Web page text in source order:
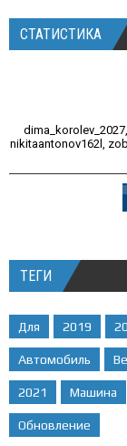
СТАТИСТИКА
dima_korolev_2027,
nikitaantonov162l ,
ТЕГИ
Для 2019
Автомобиль
2021 Машина
Обновление